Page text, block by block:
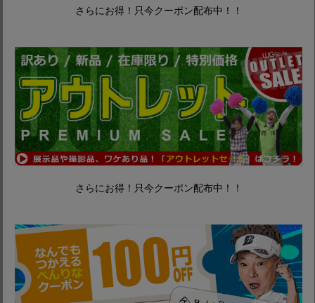
さらにお得！只今クーポン配布中！！
さらにお得！只今クーポン配布中！！